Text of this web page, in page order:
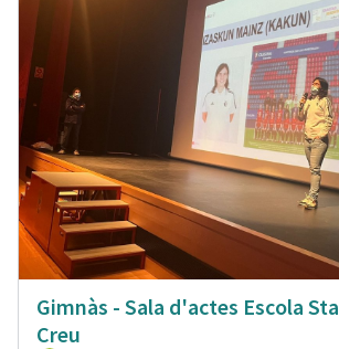
Gimnàs - Sala d'actes Escola Sta
Creu